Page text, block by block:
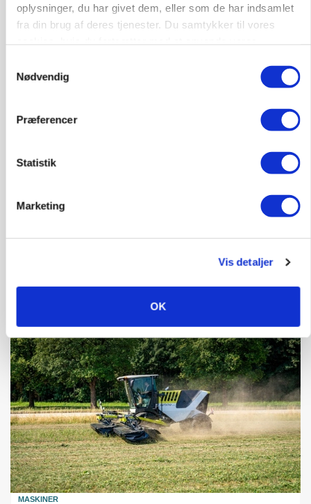
oplysninger, du har givet dem, eller som de har indsamlet
fra din brug af deres tjenester. Du samtykker til vores
Nødvendig
Præferencer
Statistik
Marketing
Vis detaljer
OK
Annonce
Loading...
Svineproducenter kalder Danish Crowns pris en
Annonce
MASKINER